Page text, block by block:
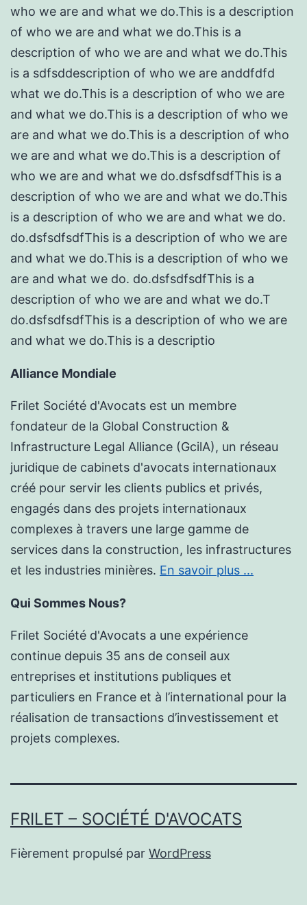
who we are and what we do.This is a description
of who we are and what we do.This is a
description of who we are and what we do.This
is a sdfsddescription of who we are anddfdfd
what we do.This is a description of who we are
and what we do.This is a description of who we
are and what we do.This is a description of who
we are and what we do.This is a description of
who we are and what we do.dsfsdfsdfThis is a
description of who we are and what we do.This
is a description of who we are and what we do.
do.dsfsdfsdfThis is a description of who we are
and what we do.This is a description of who we
are and what we do. do.dsfsdfsdfThis is a
description of who we are and what we do.T
do.dsfsdfsdfThis is a description of who we are
and what we do.This is a descriptio
Alliance Mondiale
Frilet Société d'Avocats est un membre
fondateur de la Global Construction &
Infrastructure Legal Alliance (GcilA), un réseau
juridique de cabinets d'avocats internationaux
créé pour servir les clients publics et privés,
engagés dans des projets internationaux
complexes à travers une large gamme de
services dans la construction, les infrastructures
et les industries minières. En savoir plus ...
Qui Sommes Nous?
Frilet Société d'Avocats a une expérience
continue depuis 35 ans de conseil aux
entreprises et institutions publiques et
particuliers en France et à l’international pour la
réalisation de transactions d’investissement et
projets complexes.
FRILET – SOCIÉTÉ D'AVOCATS
Fièrement propulsé par WordPress